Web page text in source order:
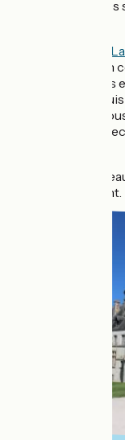
plutôt qu’avoir
compte combien
majestueux.
petit à petit : je
Au petit matin
lendemain, tout
Nous prenons
calme et reposant.